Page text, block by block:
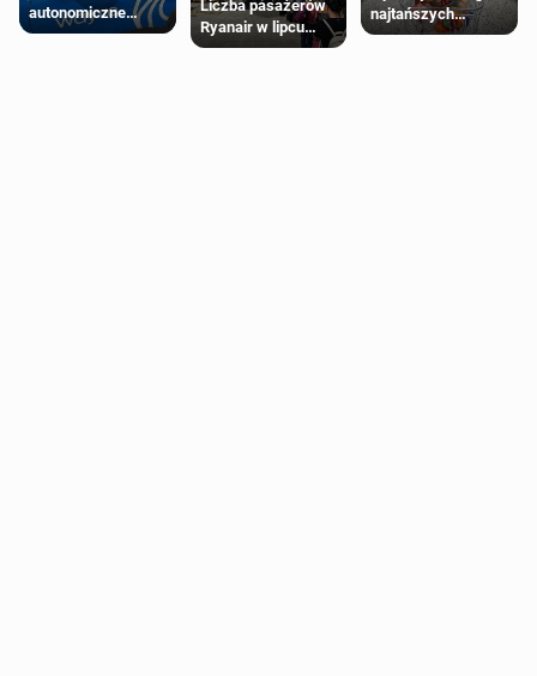
autonomiczne
Ubery pojawią się
Liczba pasażerów
Ryanair w lipcu
pobiła rekord
najtańszych
supermarketów